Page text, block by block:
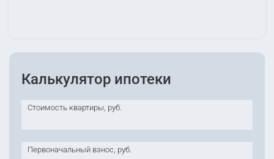
Калькулятор ипотеки
Стоимость квартиры, руб.
Первоначальный взнос, руб.